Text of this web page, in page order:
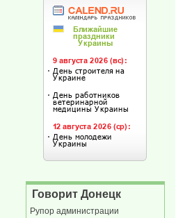
Говорит Донецк
Рупор администрации